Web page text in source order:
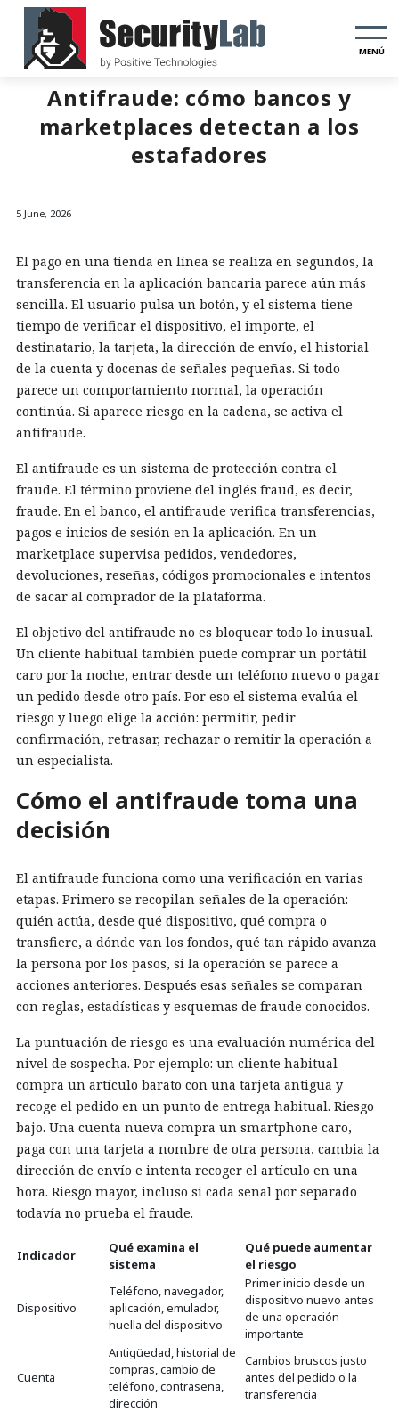
MENÚ
Antifraude: cómo bancos y
marketplaces detectan a los
estafadores
5 June, 2026
El pago en una tienda en línea se realiza en segundos, la
transferencia en la aplicación bancaria parece aún más
sencilla. El usuario pulsa un botón, y el sistema tiene
tiempo de verificar el dispositivo, el importe, el
destinatario, la tarjeta, la dirección de envío, el historial
de la cuenta y docenas de señales pequeñas. Si todo
parece un comportamiento normal, la operación
continúa. Si aparece riesgo en la cadena, se activa el
antifraude.
El antifraude es un sistema de protección contra el
fraude. El término proviene del inglés fraud, es decir,
fraude. En el banco, el antifraude verifica transferencias,
pagos e inicios de sesión en la aplicación. En un
marketplace supervisa pedidos, vendedores,
devoluciones, reseñas, códigos promocionales e intentos
de sacar al comprador de la plataforma.
El objetivo del antifraude no es bloquear todo lo inusual.
Un cliente habitual también puede comprar un portátil
caro por la noche, entrar desde un teléfono nuevo o pagar
un pedido desde otro país. Por eso el sistema evalúa el
riesgo y luego elige la acción: permitir, pedir
confirmación, retrasar, rechazar o remitir la operación a
un especialista.
Cómo el antifraude toma una
decisión
El antifraude funciona como una verificación en varias
etapas. Primero se recopilan señales de la operación:
quién actúa, desde qué dispositivo, qué compra o
transfiere, a dónde van los fondos, qué tan rápido avanza
la persona por los pasos, si la operación se parece a
acciones anteriores. Después esas señales se comparan
con reglas, estadísticas y esquemas de fraude conocidos.
La puntuación de riesgo es una evaluación numérica del
nivel de sospecha. Por ejemplo: un cliente habitual
compra un artículo barato con una tarjeta antigua y
recoge el pedido en un punto de entrega habitual. Riesgo
bajo. Una cuenta nueva compra un smartphone caro,
paga con una tarjeta a nombre de otra persona, cambia la
dirección de envío e intenta recoger el artículo en una
hora. Riesgo mayor, incluso si cada señal por separado
todavía no prueba el fraude.
Indicador
Qué examina el
sistema
Qué puede aumentar
el riesgo
Dispositivo
Teléfono, navegador,
aplicación, emulador,
huella del dispositivo
Primer inicio desde un
dispositivo nuevo antes
de una operación
importante
Cuenta
Antigüedad, historial de
compras, cambio de
teléfono, contraseña,
dirección
Cambios bruscos justo
antes del pedido o la
transferencia